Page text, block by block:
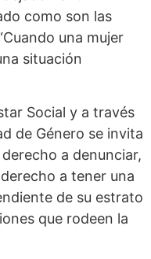
como son las
una mujer
situación
Social y a través
de Género se invita
a denunciar,
a tener una
de su estrato
que rodeen la